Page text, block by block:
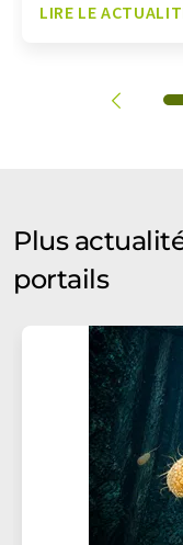
LIRE LE
Plus
portails